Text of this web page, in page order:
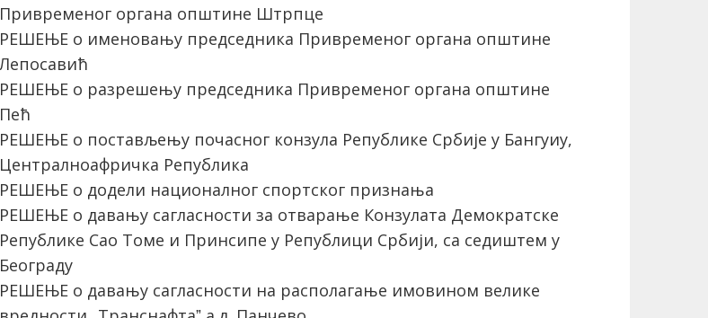
Привременог органа општине Штрпце
РЕШЕЊЕ о именовању председника Привременог органа општине
РЕШЕЊЕ о разрешењу председника Привременог органа општине
Пећ
РЕШЕЊЕ о постављењу почасног конзула Републике Србије у Бангуиу,
Централноафричка Република
РЕШЕЊЕ о додели националног спортског признања
РЕШЕЊЕ о давању сагласности за отварање Конзулата Демократске
Републике Сао Томе и Принсипе у Републици Србији, са седиштем у
Београду
РЕШЕЊЕ о давању сагласности на располагање имовином велике